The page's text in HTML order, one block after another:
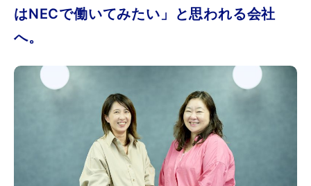
はNECで働いてみたい」と思われる会社
へ。